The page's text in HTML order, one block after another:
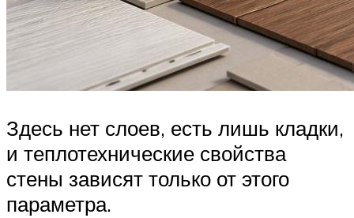
Здесь нет слоев, есть лишь кладки,
и теплотехнические свойства
стены зависят только от этого
параметра.